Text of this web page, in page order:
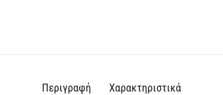
Περιγραφή Χαρακτηριστικά